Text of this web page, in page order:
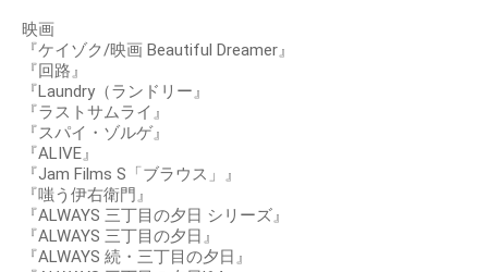
映画
『ケイゾク/映画 Beautiful Dreamer』
『回路』
『Laundry（ランドリー』
『ラストサムライ』
『スパイ・ゾルゲ』
『ALIVE』
『Jam Films S「ブラウス」』
『嗤う伊右衛門』
『ALWAYS 三丁目の夕日 シリーズ』
『ALWAYS 三丁目の夕日』
『ALWAYS 続・三丁目の夕日』